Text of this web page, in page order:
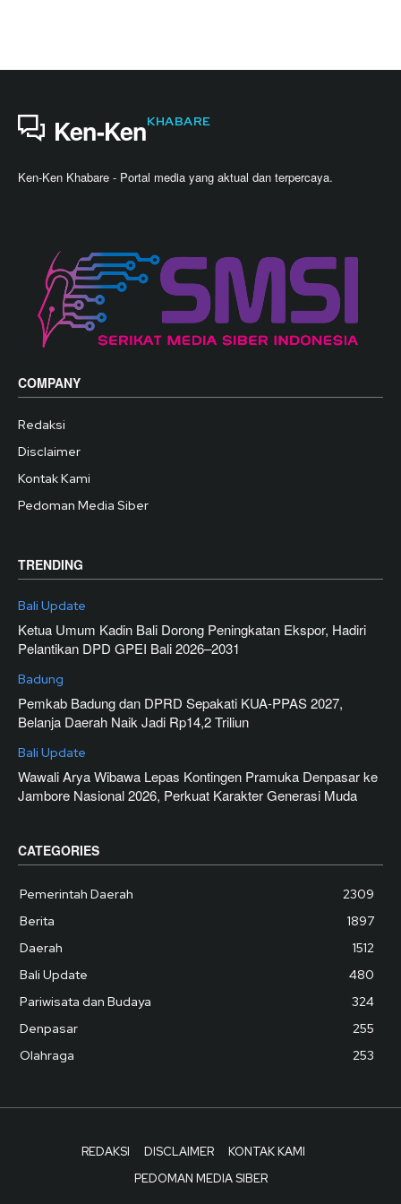
Ken-KenKHABARE
Ken-Ken Khabare - Portal media yang aktual dan terpercaya.
COMPANY
Redaksi
Disclaimer
Kontak Kami
Pedoman Media Siber
TRENDING
Bali Update
Ketua Umum Kadin Bali Dorong Peningkatan Ekspor, Hadiri
Pelantikan DPD GPEI Bali 2026–2031
Badung
Pemkab Badung dan DPRD Sepakati KUA-PPAS 2027,
Belanja Daerah Naik Jadi Rp14,2 Triliun
Bali Update
Wawali Arya Wibawa Lepas Kontingen Pramuka Denpasar ke
Jambore Nasional 2026, Perkuat Karakter Generasi Muda
CATEGORIES
Pemerintah Daerah
2309
Berita
1897
Daerah
1512
Bali Update
480
Pariwisata dan Budaya
324
Denpasar
255
Olahraga
253
REDAKSI DISCLAIMER
KONTAK KAMI
PEDOMAN MEDIA SIBER